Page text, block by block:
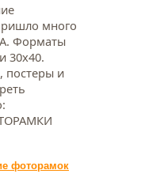
много
Форматы
30х40.
постеры и
фоторамок